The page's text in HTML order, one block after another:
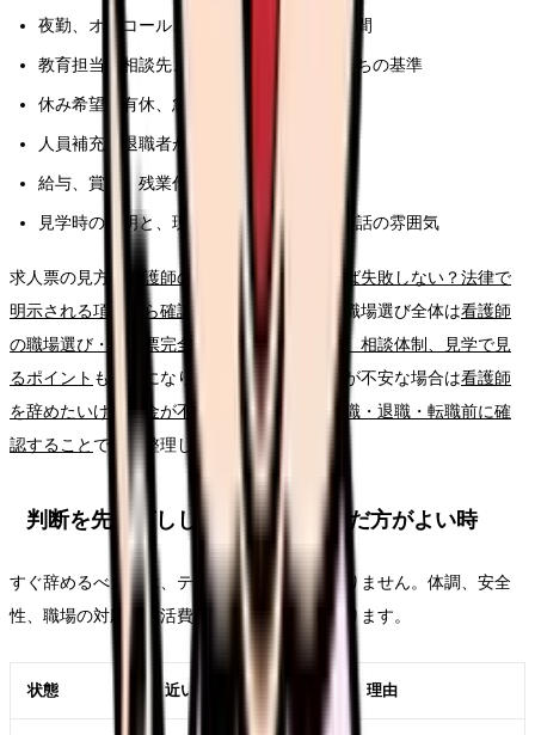
夜勤、オンコール、残業、前残業、記録時間
教育担当、相談先、フォロー期間、独り立ちの基準
休み希望、有休、急な休みへの対応
人員補充、退職者が出た時の業務分担
給与、賞与、残業代、昇給、各種手当
見学時の説明と、現場スタッフの表情や会話の雰囲気
求人票の見方は
看護師の求人票、どこを見れば失敗しない？法律で
明示される項目から確認する読み方ガイド
、職場選び全体は看護師
の職場選び・求人票完全ガイド。条件、教育、相談体制、見学で見
るポイント も参考になります。給与や生活費が不安な場合は看護師
を辞めたいけどお金が不安な時の考え方｜休職・退職・転職前に確
認すること で先に整理してください。
判断を先延ばししてよい時・急いだ方がよい時
すぐ辞めるべきかは、テーマ名だけでは決まりません。体調、安全
性、職場の対応、生活費、次の選択肢で変わります。
状態 近い対応 理由